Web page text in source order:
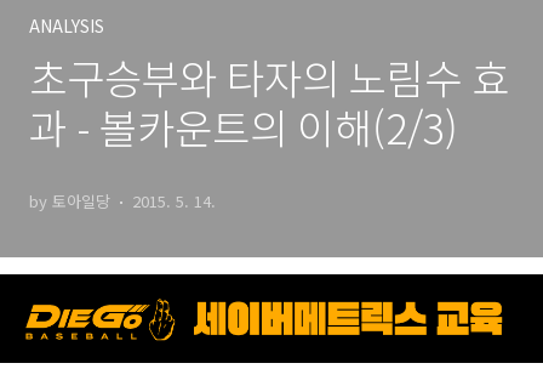
ANALYSIS
초구승부와 타자의 노림수 효
과 - 볼카운트의 이해(2/3)
by 토아일당 2015. 5. 14.